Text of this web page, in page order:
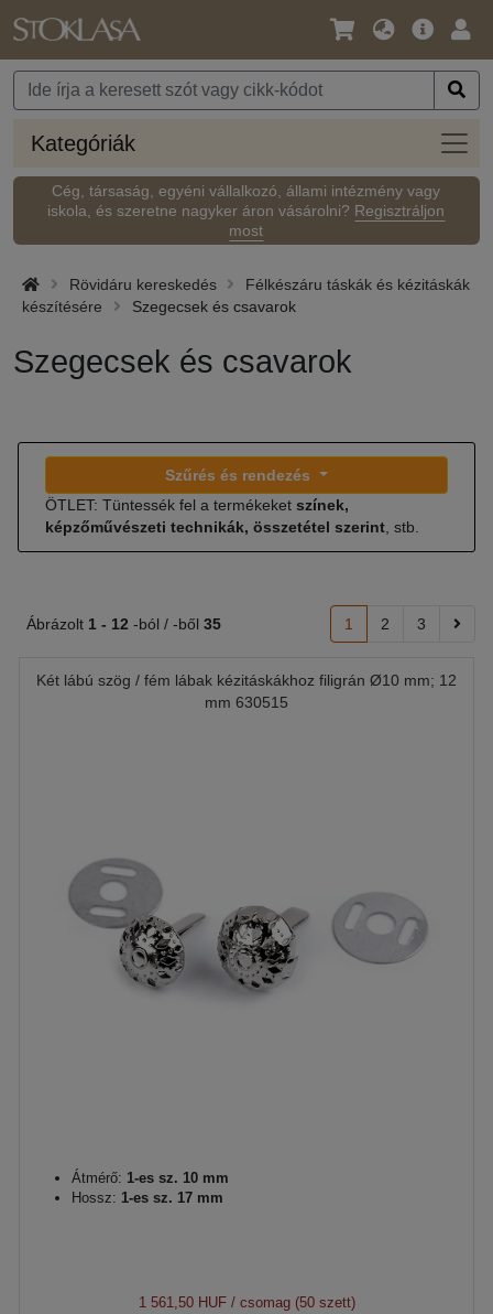
Nyelv
Pénznem
Fő
Kategóriák
Cég, társaság, egyéni vállalkozó, állami intézmény vagy
iskola, és szeretne nagyker áron vásárolni? Regisztráljon
most
Rövidáru kereskedés
Félkészáru táskák és kézitáskák
készítésére
Szegecsek és csavarok
Szegecsek és csavarok
Szűrés és rendezés
ÖTLET: Tüntessék fel a termékeket színek,
képzőművészeti technikák, összetétel szerint , stb.
Ábrázolt 1 - 12 -ból / -ből 35 1 2 3
Két lábú szög / fém lábak kézitáskákhoz filigrán Ø10 mm; 12
mm 630515
Átmérő: 1-es sz. 10 mm
Hossz: 1-es sz. 17 mm
1 561,50 HUF/ csomag (50 szett)